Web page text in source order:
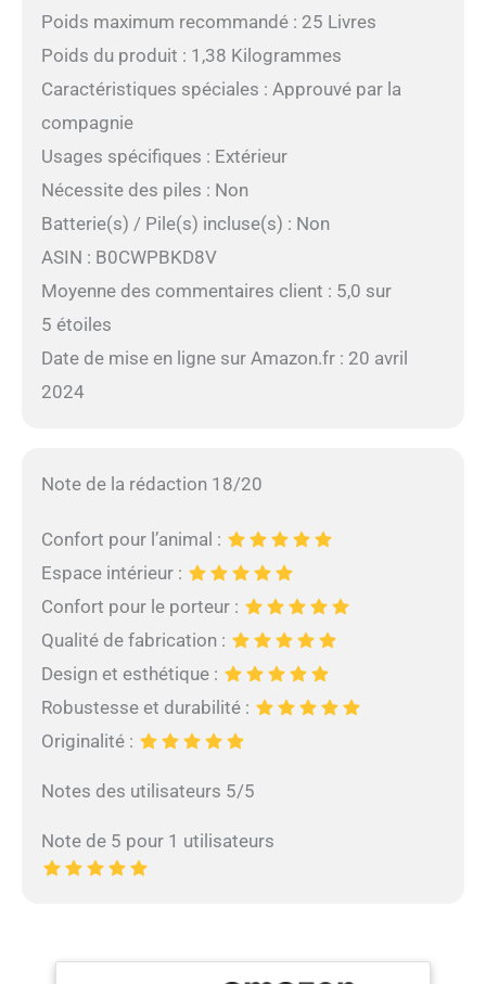
Poids maximum recommandé : 25 Livres
Poids du produit : 1,38 Kilogrammes
Caractéristiques spéciales : Approuvé par la
compagnie
Usages spécifiques : Extérieur
Nécessite des piles : Non
Batterie(s) / Pile(s) incluse(s) : Non
ASIN : B0CWPBKD8V
Moyenne des commentaires client : 5,0 sur
5 étoiles
Date de mise en ligne sur Amazon.fr : 20 avril
2024
Note de la rédaction 18/20
Confort pour l’animal :
Espace intérieur :
Confort pour le porteur :
Qualité de fabrication :
Design et esthétique :
Robustesse et durabilité :
Originalité :
Notes des utilisateurs 5/5
Note de 5 pour 1 utilisateurs